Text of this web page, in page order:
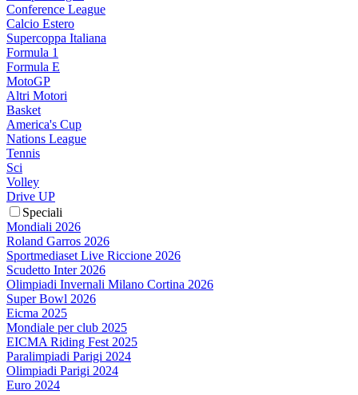
Conference League
Calcio Estero
Supercoppa Italiana
Formula 1
Formula E
MotoGP
Altri Motori
Basket
America's Cup
Nations League
Tennis
Sci
Volley
Drive UP
Speciali
Mondiali 2026
Roland Garros 2026
Sportmediaset Live Riccione 2026
Scudetto Inter 2026
Olimpiadi Invernali Milano Cortina 2026
Super Bowl 2026
Eicma 2025
Mondiale per club 2025
EICMA Riding Fest 2025
Paralimpiadi Parigi 2024
Olimpiadi Parigi 2024
Euro 2024